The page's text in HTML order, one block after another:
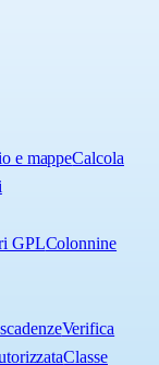
e mappeCalcola
GPLColonnine
Verifica
Classe